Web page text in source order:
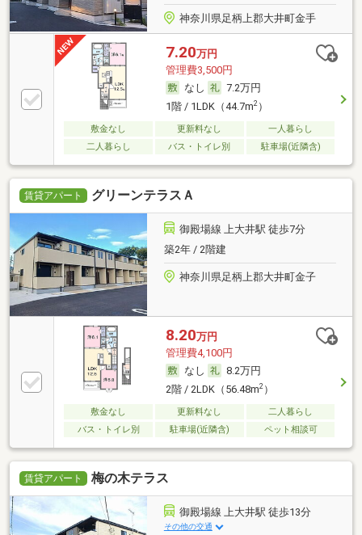
神奈川県足柄上郡大井町金手
7.20万円
管理費3,500円
なし
7.2万円
1階 / 1LDK（44.7m2）
敷金なし 更新料なし
一人暮らし
二人暮らし
バス・トイレ別 駐車場(近隣含)
賃貸アパート グリーンテラスＡ
御殿場線 上大井駅 徒歩7分
築2年 / 2階建
神奈川県足柄上郡大井町金子
8.20万円
管理費4,100円
なし
8.2万円
2階 / 2LDK（56.48m2）
敷金なし 更新料なし
二人暮らし
バス・トイレ別
駐車場(近隣含) ペット相談可
賃貸アパート 梅の木テラス
御殿場線 上大井駅 徒歩13分
その他の交通